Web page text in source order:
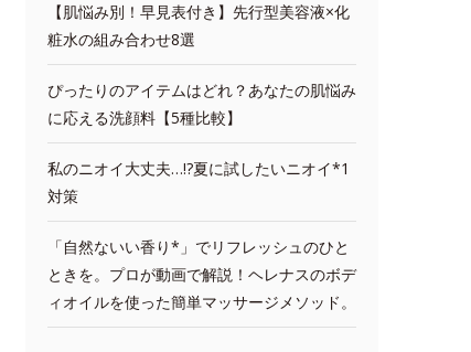
【肌悩み別！早見表付き】先行型美容液×化
粧水の組み合わせ8選
ぴったりのアイテムはどれ？あなたの肌悩み
に応える洗顔料【5種比較】
私のニオイ大丈夫…!?夏に試したいニオイ*1
対策
「自然ないい香り*」でリフレッシュのひと
ときを。プロが動画で解説！ヘレナスのボデ
ィオイルを使った簡単マッサージメソッド。